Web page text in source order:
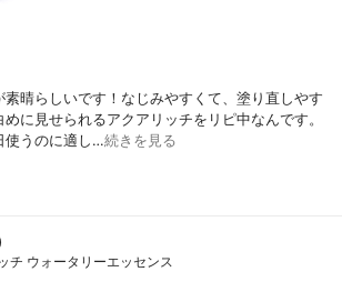
素晴らしいです！なじみやすくて、塗り直しやす
に見せられるアクアリッチをリピ中なんです。
使うのに適し…続きを見る
チ ウォータリーエッセンス